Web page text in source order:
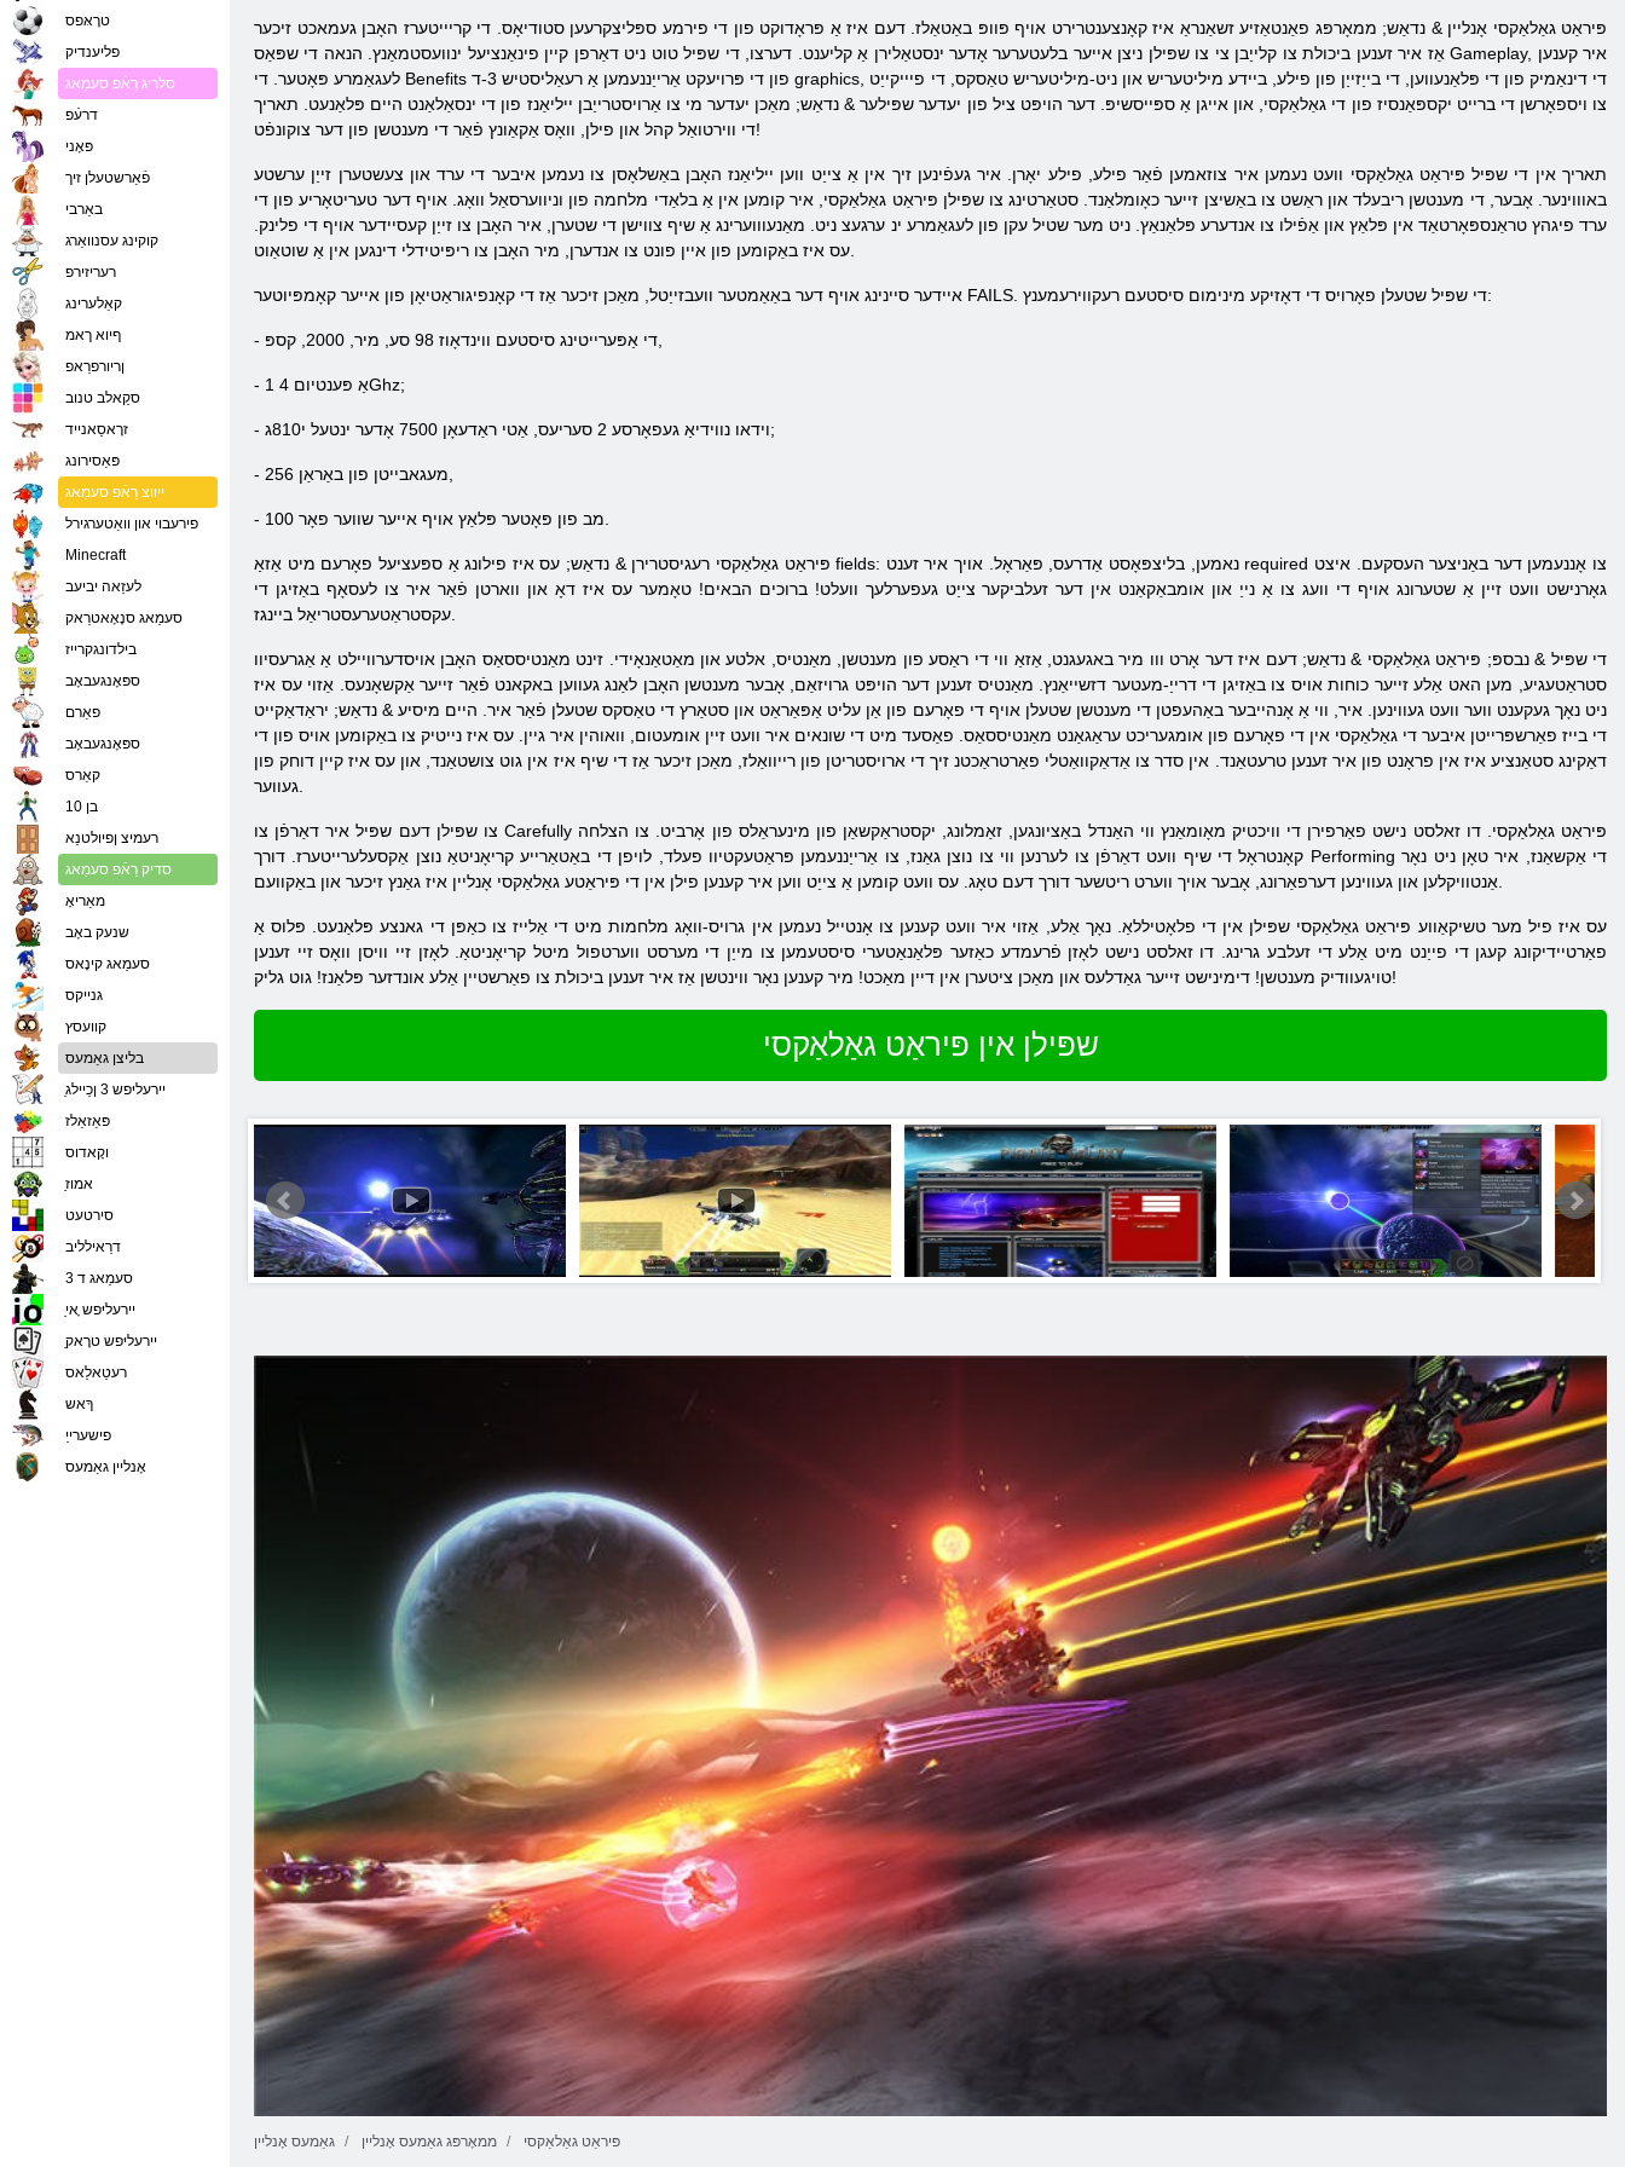
פּיראַט גאַלאַקסי אָנליין & נדאַש; ממאָרפּג פאַנטאַזיע זשאַנראַ איז קאָנצענטרירט אויף פּוופּ באַטאַלז. דעם איז אַ פּראָדוקט פון די פירמע ספּליצקרעען סטודיאָס. די קריייטערז האָבן געמאכט זיכער
אַז איר זענען ביכולת צו קלייַבן צי צו שפּילן ניצן אייער בלעטערער אָדער ינסטאַלירן אַ קליענט. דערצו, די שפּיל טוט ניט דאַרפן קיין פינאַנציעל ינוועסטמאַנץ. הנאה די שפּאַס Gameplay, איר קענען
לעגאַמרע פּאָטער. די Benefits פון די פּרויעקט אַרייַננעמען אַ רעאַליסטיש 3-ד graphics, די דינאַמיק פון די פּלאַנעווען, די בייַזייַן פון פילע, ביידע מיליטעריש און ניט-מיליטעריש טאַסקס, די פיייקייַט
צו ויספאָרשן די ברייט יקספּאַנסיז פון די גאַלאַקסי, און אייגן אַ ספּייסשיפּ. דער הויפּט ציל פון יעדער שפּילער & נדאַש; מאַכן יעדער מי צו אַרויסטרייַבן ייליאַנז פון די ינסאַלאַנט היים פּלאַנעט. תאריך
די ווירטואַל קהל און פילן, וואָס אַקאַונץ פֿאַר די מענטשן פון דער צוקונפֿט!
תאריך אין די שפּיל פּיראַט גאַלאַקסי וועט נעמען איר צוזאמען פֿאַר פילע, פילע יאָרן. איר געפֿינען זיך אין אַ צייַט ווען ייליאַנז האָבן באַשלאָסן צו נעמען איבער די ערד און צעשטערן זייַן ערשטע
באוווינער. אָבער, די מענטשן ריבעלד און ראַשט צו באַשיצן זייער כאָומלאַנד. סטאַרטינג צו שפּילן פּיראַט גאַלאַקסי, איר קומען אין אַ בלאַדי מלחמה פון וניווערסאַל וואָג. אויף דער טעריטאָריע פון ​​די
ערד פיגהץ טראַנספּאָרטאַד אין פּלאַץ און אַפֿילו צו אנדערע פּלאַנאַץ. ניט מער שטיל עקן פון לעגאַמרע ינ ערגעצ ניט. מאַנעוווערינג אַ שיף צווישן די שטערן, איר האָבן צו זייַן קעסיידער אויף די פלינק.
איידער סיינינג אויף דער באַאַמטער וועבזייַטל, מאַכן זיכער אַז די קאָנפיגוראַטיאָן פון אייער קאָמפּיוטער FAILS. די שפּיל שטעלן פאָרויס די דאָזיקע מינימום סיסטעם רעקווירעמענץ:
- אַ פּענטיום 4 1Ghz;
- וידאו נווידיאַ געפאָרסע 2 סעריעס, אַטי ראַדעאָן 7500 אָדער ינטעל י810ג;
פּיראַט גאַלאַקסי רעגיסטרירן & נדאַש; עס איז פילונג אַ ספּעציעל פאָרעם מיט אַזאַ fields: נאמען, בליצפּאָסט אַדרעס, פּאַראָל. אויך איר זענט required צו אָננעמען דער באַניצער העסקעם. איצט
גאָרנישט וועט זיין אַ שטערונג אויף די וועג צו אַ נייַ און אומבאַקאַנט אין דער זעלביקער צייַט געפערלעך וועלט! ברוכים הבאים! טאָמער עס איז דאָ און ווארטן פֿאַר איר צו לעסאָף באַזיגן די
די שפּיל & נבספּ; פּיראַט גאַלאַקסי & נדאַש; דעם איז דער אָרט ווו מיר באגעגנט, אַזאַ ווי די ראַסע פון ​​מענטשן, מאַנטיס, אלטע און מאַטאַנאָידי. זינט מאַנטיססאַס האָבן אויסדערוויילט אַ אַגרעסיוו
סטראַטעגיע, מען האט אַלע זייער כוחות אויס צו באַזיגן די דרייַ-מעטער דזשייאַנץ. מאַנטיס זענען דער הויפּט גרויזאַם, אָבער מענטשן האָבן לאַנג געווען באקאנט פֿאַר זייער אַקשאָנעס. אַזוי עס איז
ניט נאָך געקענט ווער וועט געווינען. איר, ווי אַ אָנהייבער באַהעפטן די מענטשן שטעלן אויף די פאָרעם פון אַן עליט אַפּאַראַט און סטאַרץ די טאַסקס שטעלן פֿאַר איר. היים מיסיע & נדאַש; יראַדאַקייט
די בייז פאַרשפּרייטן איבער די גאַלאַקסי אין די פאָרעם פון אומגעריכט עראַגאַנט מאַנטיססאַס. פאַסעד מיט די שונאים איר וועט זיין אומעטום, וואוהין איר גיין. עס איז נייטיק צו באַקומען אויס פון די
דאַקינג סטאַנציע איז אין פראָנט פון איר זענען טרעטאַנד. אין סדר צו אַדאַקוואַטלי פאַרטראַכטנ זיך די ארויסטריטן פון רייוואַלז, מאַכן זיכער אַז די שיף איז אין גוט צושטאַנד, און עס איז קיין דוחק פון
צו שפּילן דעם שפּיל איר דאַרפֿן צו Carefully פּיראַט גאַלאַקסי. דו זאלסט נישט פאַרפירן די וויכטיק מאָומאַנץ ווי האַנדל באַציונגען, זאַמלונג, יקסטראַקשאַן פון מינעראַלס פון אָרביט. צו הצלחה
קאָנטראָל די שיף וועט דאַרפֿן צו לערנען ווי צו נוצן גאַנז, צו אַרייַננעמען פּראַטעקטיוו פעלד, לויפן די באַטאַרייע קריאָניטאַ נוצן אַקסעלערייטערז. דורך Performing די אַקשאַנז, איר טאָן ניט נאָר
עס איז פיל מער טשיקאַווע פּיראַט גאַלאַקסי שפּילן אין די פלאָטיללאַ. נאָך אַלע, אַזוי איר וועט קענען צו אָנטייל נעמען אין גרויס-וואָג מלחמות מיט די אַלייז צו כאַפּן די גאנצע פּלאַנעט. פּלוס אַ
פאַרטיידיקונג קעגן די פייַנט מיט אַלע די זעלבע גרינג. דו זאלסט נישט לאָזן פֿרעמדע כאַזער פּלאַנאַטערי סיסטעמען צו מייַן די מערסט ווערטפול מיטל קריאָניטאַ. לאָזן זיי וויסן וואָס זיי זענען
טויגעוודיק מענטשן! דימינישט זייער גאַדלעס און מאַכן ציטערן אין דיין מאַכט! מיר קענען נאָר ווינטשן אַז איר זענען ביכולת צו פאַרשטיין אַלע אונדזער פּלאַנז! גוט גליק!
שפּילן אין פּיראַט גאַלאַקסי
גאַמעס אָנליין ממאָרפּג גאַמעס אָנליין פּיראַט גאַלאַקסי
טרָאּפס
פליענדיק
סלריג רַאֿפ סעמַאג
דרעֿפ
פּאָני
פֿאַרשטעלן זיך
באַרבי
קוקינג עסנוואַרג
רעריזירפ
קאַלערינג
ףיוא ךאמ
ןריורפרַאפ
סקַאלב טנוב
זרָאסַאנייד
פּאַסירונג
ייווצ רַאֿפ סעמַאג
פירעבוי און וואַטערגירל
Minecraft
לעזַאה יביעב
סעמַאג סנָאָאטרַאק
בילדונגקרייז
ספּאָנגעבאָב
פאַרם
ספּאָנגעבאָב
קאַרס
בן 10
רעמיצ ןפיולטנַא
סדיק רַאֿפ סעמַאג
מאַריאָ
שנעק באָב
סעמַאג קינָאס
גנייקס
קוועסץ
בליצן גאַמעס
ַיירעליּפש 3 ןכַיילג
פּאַזאַלז
וקָאדוס
ַאמוז
סירטעט
דרַאילליב
סעמַאג ד 3
ַיירעליּפש ָאי
ַיירעליּפש טרָאק
רעטַאלַאס
ךָאש
פישערייַ
אָנליין גאַמעס